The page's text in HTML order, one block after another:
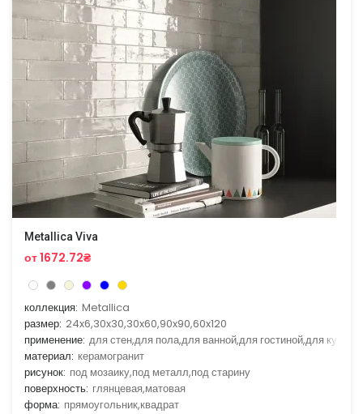
Metallica Viva
от 1672.72₴
коллекция: Metallica
размер: 24x6,30x30,30x60,90x90,60x120
применение: для стен,для пола,для ванной,для гостиной,для кухни
материал: керамогранит
рисунок: под мозаику,под металл,под старину
поверхность: глянцевая,матовая
форма: прямоугольник,квадрат